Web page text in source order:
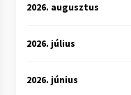
2026. augusztus
2026. július
2026. június